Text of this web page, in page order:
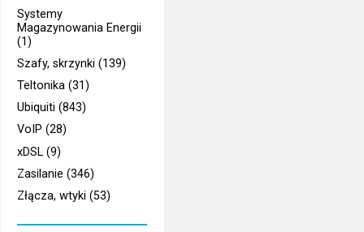
Systemy
Magazynowania Energii
(1)
Szafy, skrzynki (139)
Teltonika (31)
Ubiquiti (843)
VoIP (28)
xDSL (9)
Zasilanie (346)
Złącza, wtyki (53)